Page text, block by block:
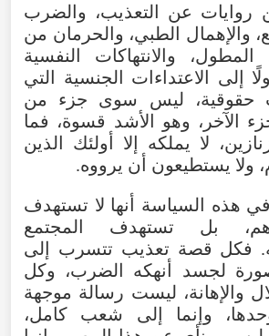
روايات عن التعذيب، والضرب
، والإهمال الطبي، والحرمان من
المطول، والانتهاكات
النفسية
إلى الاعتداءات الجنسية التي
حقوقية، ليس سوى جزء
من
الآخر ، وهو الأشد قسوة، فما
، لا يملكه إلا أولئك الذين
، ولا يستطيعون أن يرووه.
في هذه السياسة أنها لا تستهدف
، بل تستهدف
المجتمع
. فكل قصة تعذيب تتسرب إلى
لجسد أنهكه الضرب، وكل
والإهانة، ليست رسالة موجهة
، وإنما إلى شعب كامل،